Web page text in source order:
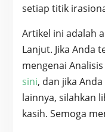
setiap titik
Artikel ini adalah
Lanjut. Jika Anda
mengenai
sini, dan jika
lainnya, silahkan
kasih. Semoga